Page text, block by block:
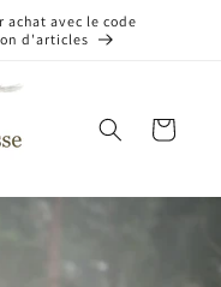
avec le code
d'articles
Panier